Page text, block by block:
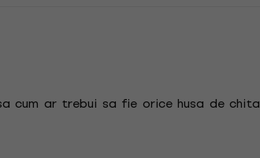
cum ar trebui sa fie orice husa de